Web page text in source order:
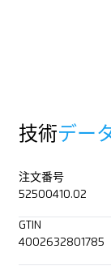
技術デー
注文番号
52500410.02
GTIN
4002632801785